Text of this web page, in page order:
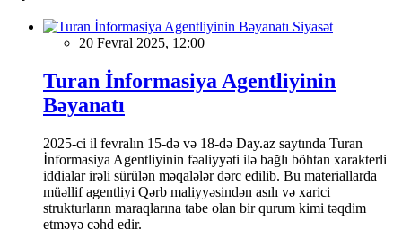
Siyasət
20 Fevral 2025, 12:00
Turan İnformasiya Agentliyinin
Bəyanatı
2025-ci il fevralın 15-də və 18-də Day.az saytında Turan
İnformasiya Agentliyinin fəaliyyəti ilə bağlı böhtan xarakterli
iddialar irəli sürülən məqalələr dərc edilib. Bu materiallarda
müəllif agentliyi Qərb maliyyəsindən asılı və xarici
strukturların maraqlarına tabe olan bir qurum kimi təqdim
etməyə cəhd edir.